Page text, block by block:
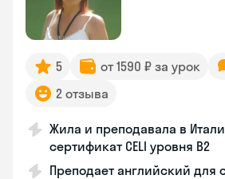
5 от 1590 ₽ за урок
2 отзыва
Жила и преподавала в
сертификат CELI уровня В2
Преподает английский для